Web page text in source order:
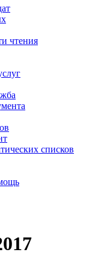
чтения
списков